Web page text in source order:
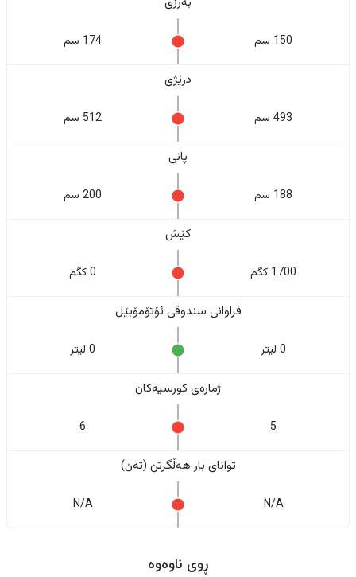
150 سم 174 سم
درێژی
493 سم 512 سم
پانی
188 سم 200 سم
کێش
1700 کگم 0 کگم
فراوانی سندوقی ئۆتۆمۆبێل
0 لیتر 0 لیتر
ژمارەی کورسیەکان
5
6
تواناى بار هەڵگرتن (تەن)
N/A
N/A
ڕوی ناوەوە